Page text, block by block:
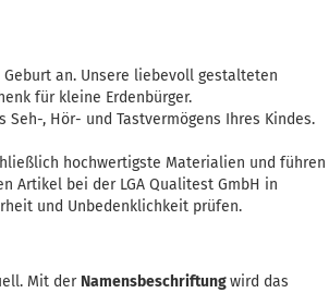
an. Unsere liebevoll gestalteten
für kleine Erdenbürger.
, Hör- und Tastvermögens Ihres Kindes.
hochwertigste Materialien und führen
Artikel bei der LGA Qualitest GmbH in
und Unbedenklichkeit prüfen.
Mit der Namensbeschriftungwird das